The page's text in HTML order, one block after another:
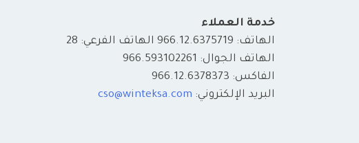
خدمة العملاء
الهاتف: 966.12.6375719 الهاتف الفرعي: 28
الهاتف الجوال: 966.593102261
الفاكس: 966.12.6378373
البريد الإلكتروني: cso@winteksa.com